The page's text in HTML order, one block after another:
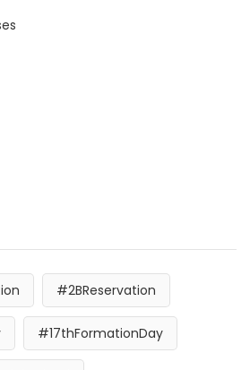
#2BReservation
#17thFormationDay